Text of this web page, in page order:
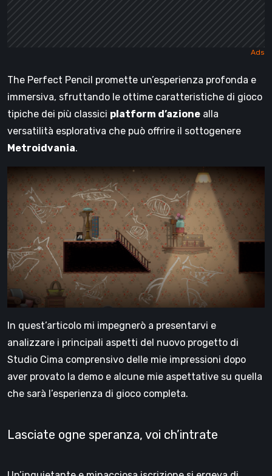
The Perfect Pencil promette un’esperienza profonda e
immersiva, sfruttando le ottime caratteristiche di gioco
tipiche dei più classici platform d’azione alla
versatilità esplorativa che può offrire il sottogenere
Metroidvania.
In quest’articolo mi impegnerò a presentarvi e
analizzare i principali aspetti del nuovo progetto di
Studio Cima comprensivo delle mie impressioni dopo
aver provato la demo e alcune mie aspettative su quella
che sarà l’esperienza di gioco completa.
Lasciate ogne speranza, voi ch’intrate